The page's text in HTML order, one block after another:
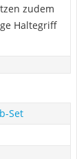
zudem
Haltegriff
Set